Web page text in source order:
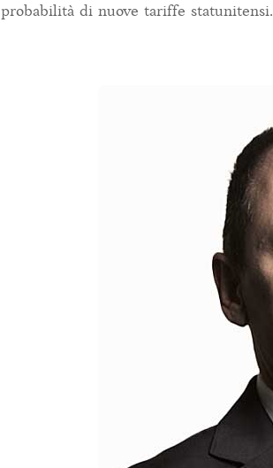
probabilità di nuove tariffe statunitensi.